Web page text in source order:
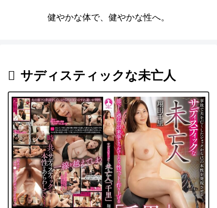
健やかな体で、健やかな性へ。
サディスティックな未亡人